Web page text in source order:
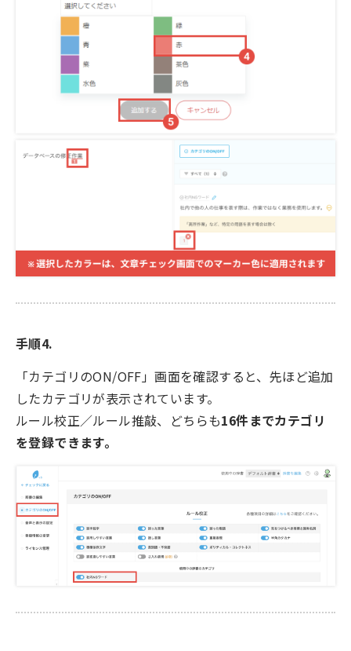
手順4.
「カテゴリのON/OFF」画面を確認すると、先ほど追加
したカテゴリが表示されています。
ルール校正／ルール推敲、どちらも16件までカテゴリ
を登録できます。